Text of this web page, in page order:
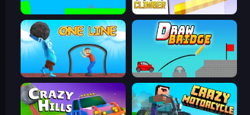
Car Drawing Game Draw Climber
One Line Draw Bridge